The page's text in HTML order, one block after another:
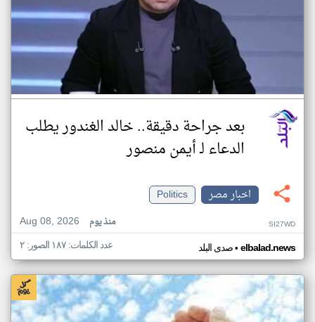
بعد جراحة دقيقة.. خالد الغندور يطلب
الدعاء لـ أيمن منصور
اخبار مصر
Politics
Aug 08, 2026
منذ يوم SI27WD
صدى البلد• elbalad.news عدد الكلمات: ١٨٧ الصور: ٢